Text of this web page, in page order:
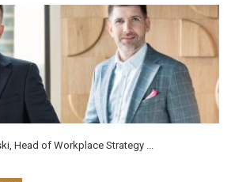
Head of Workplace Strategy ...